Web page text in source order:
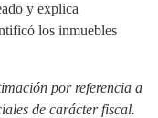
y explica
los inmuebles
por referencia a
de carácter fiscal.